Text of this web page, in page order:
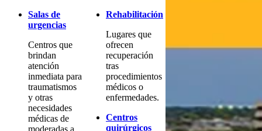
Salas de
urgencias
Centros que
brindan
atención
inmediata para
traumatismos
y otras
necesidades
médicas de
moderadas a
Rehabilitación
Lugares que
ofrecen
recuperación
tras
procedimientos
médicos o
enfermedades.
Centros
quirúrgicos